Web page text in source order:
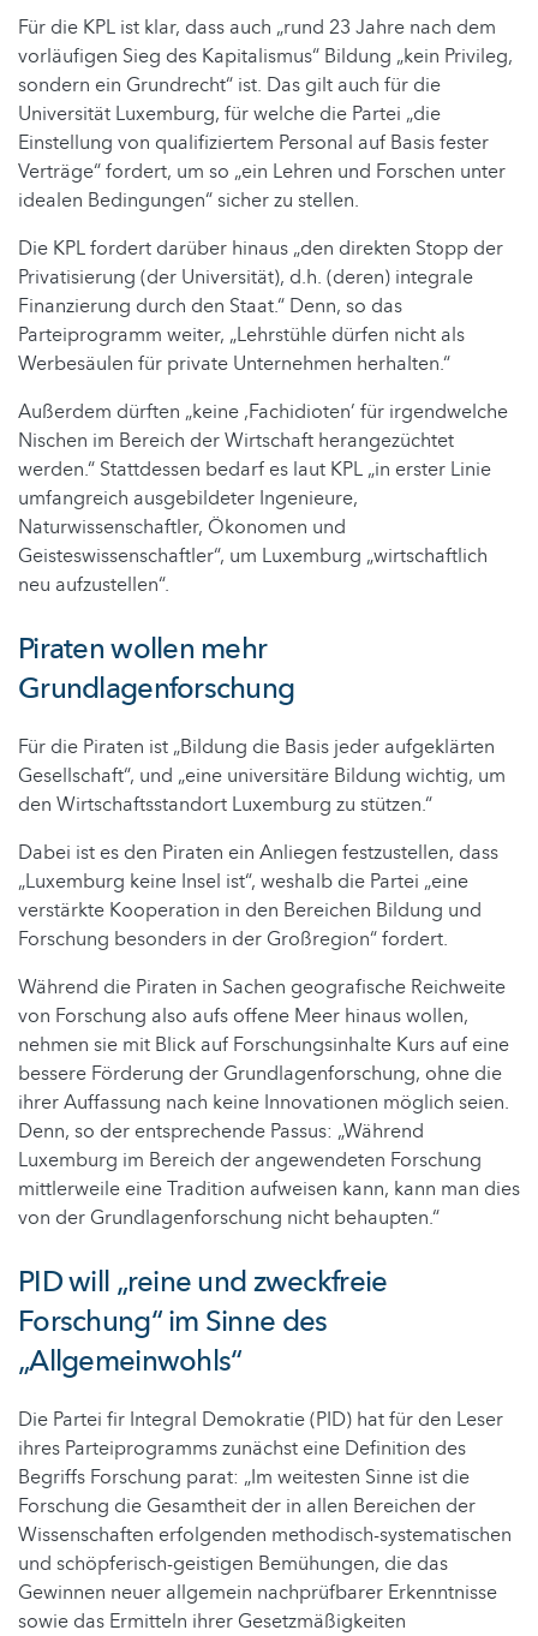
Für die KPL ist klar, dass auch „rund 23 Jahre nach dem
vorläufigen Sieg des Kapitalismus“ Bildung „kein Privileg,
sondern ein Grundrecht“ ist. Das gilt auch für die
Universität Luxemburg, für welche die Partei „die
Einstellung von qualifiziertem Personal auf Basis fester
Verträge“ fordert, um so „ein Lehren und Forschen unter
idealen Bedingungen“ sicher zu stellen.
Die KPL fordert darüber hinaus „den direkten Stopp der
Privatisierung (der Universität), d.h. (deren) integrale
Finanzierung durch den Staat.“ Denn, so das
Parteiprogramm weiter, „Lehrstühle dürfen nicht als
Werbesäulen für private Unternehmen herhalten.“
Außerdem dürften „keine ,Fachidioten’ für irgendwelche
Nischen im Bereich der Wirtschaft herangezüchtet
werden.“ Stattdessen bedarf es laut KPL „in erster Linie
umfangreich ausgebildeter Ingenieure,
Naturwissenschaftler, Ökonomen und
Geisteswissenschaftler“, um Luxemburg „wirtschaftlich
neu aufzustellen“.
Piraten wollen mehr
Grundlagenforschung
Für die Piraten ist „Bildung die Basis jeder aufgeklärten
Gesellschaft“, und „eine universitäre Bildung wichtig, um
den Wirtschaftsstandort Luxemburg zu stützen.“
Dabei ist es den Piraten ein Anliegen festzustellen, dass
„Luxemburg keine Insel ist“, weshalb die Partei „eine
verstärkte Kooperation in den Bereichen Bildung und
Forschung besonders in der Großregion“ fordert.
Während die Piraten in Sachen geografische Reichweite
von Forschung also aufs offene Meer hinaus wollen,
nehmen sie mit Blick auf Forschungsinhalte Kurs auf eine
bessere Förderung der Grundlagenforschung, ohne die
ihrer Auffassung nach keine Innovationen möglich seien.
Denn, so der entsprechende Passus: „Während
Luxemburg im Bereich der angewendeten Forschung
mittlerweile eine Tradition aufweisen kann, kann man dies
von der Grundlagenforschung nicht behaupten.“
PID will „reine und zweckfreie
Forschung“ im Sinne des
„Allgemeinwohls“
Die Partei fir Integral Demokratie (PID) hat für den Leser
ihres Parteiprogramms zunächst eine Definition des
Begriffs Forschung parat: „Im weitesten Sinne ist die
Forschung die Gesamtheit der in allen Bereichen der
Wissenschaften erfolgenden methodisch-systematischen
und schöpferisch-geistigen Bemühungen, die das
Gewinnen neuer allgemein nachprüfbarer Erkenntnisse
sowie das Ermitteln ihrer Gesetzmäßigkeiten